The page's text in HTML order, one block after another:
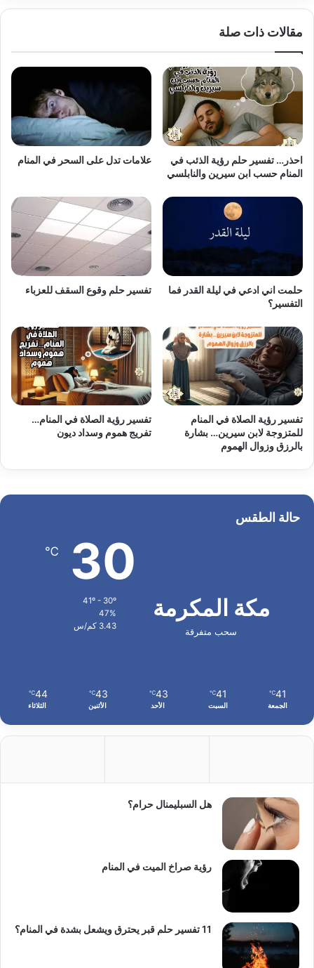
مقالات ذات صلة
احذر… تفسير حلم رؤية الذئب في
المنام حسب ابن سيرين والنابلسي
علامات تدل على السحر في المنام
حلمت اني ادعي في ليلة القدر فما
التفسير؟
تفسير حلم وقوع السقف للعزباء
تفسير رؤية الصلاة في المنام
للمتزوجة لابن سيرين… بشارة
بالرزق وزوال الهموم
تفسير رؤية الصلاة في المنام…
تفريج هموم وسداد ديون
حالة الطقس
مكة المكرمة
سحب متفرقة
30
℃
41º - 30º
47%
3.43 كم/س
41
℃
الجمعة
41
℃
السبت
43
℃
الأحد
43
℃
الأثنين
44
℃
الثلاثاء
هل السبليمنال حرام؟
رؤية صراخ الميت في المنام
11 تفسير حلم قبر يحترق ويشعل بشدة في المنام؟